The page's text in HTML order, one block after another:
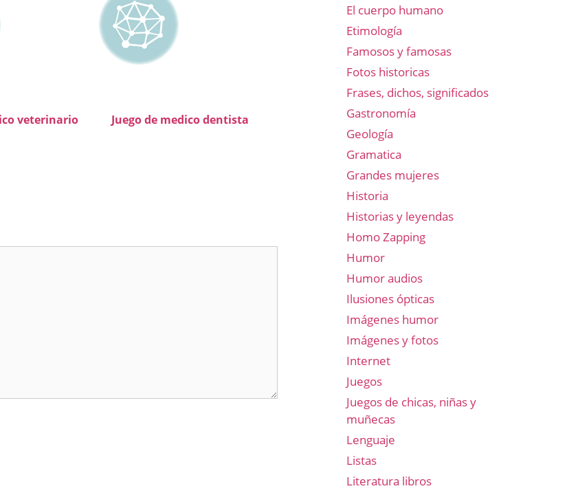
veterinario Juego de medico dentista
El cuerpo humano
Etimología
Famosos y famosas
Fotos historicas
Frases, dichos, significados
Gastronomía
Geología
Gramatica
Grandes mujeres
Historia
Historias y leyendas
Homo Zapping
Humor
Humor audios
Ilusiones ópticas
Imágenes humor
Imágenes y fotos
Internet
Juegos
Juegos de chicas, niñas y
muñecas
Lenguaje
Listas
Literatura libros